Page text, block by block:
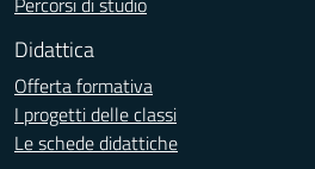
Didattica
Offerta formativa
I progetti delle classi
Le schede didattiche